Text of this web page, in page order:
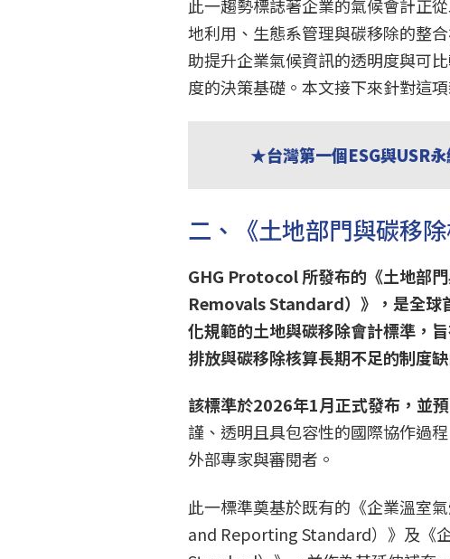
此一趨勢標誌著企業的氣候會計正
地利用、生態系管理與碳移除的整
助提升企業氣候資訊的透明度與可
度的決策基礎。本文接下來針對這
★台灣第一個ESG與USR
二、《土地部門與碳移
GHG Protocol 所發布的《土地部
Removals Standard）》，是全球
化規範的土地與碳移除會計標準，
排放與碳移除核算長期不足的制度缺
該標準於2026年1月正式發布，並
謹、透明且具包容性的國際協作過
外部專家與審閱者。
此一標準奠基於既有的《企業溫室
and Reporting Standard）》及《